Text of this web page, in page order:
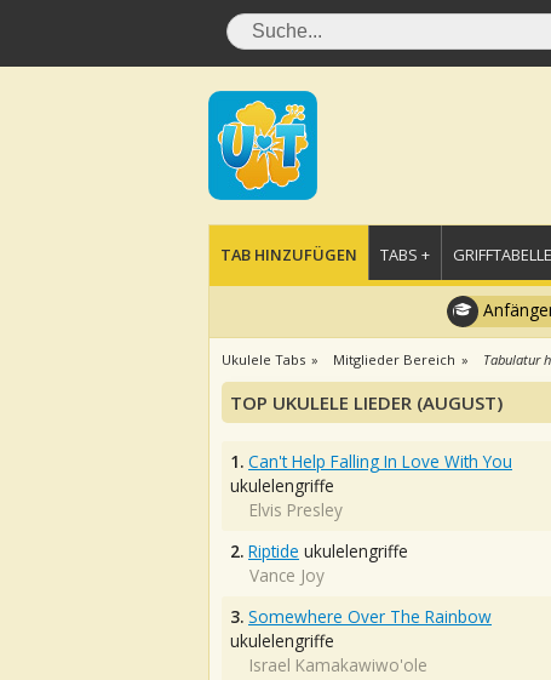
TAB HINZUFÜGEN TABS +
Ukulele Tabs Mitglieder Bereich Tabulatur
TOP UKULELE LIEDER (AUGUST)
1. Can't Help Falling In Love With You
ukulelengriffe
Elvis Presley
2. Riptide ukulelengriffe
Vance Joy
3. Somewhere Over The Rainbow
ukulelengriffe
Israel Kamakawiwo'ole